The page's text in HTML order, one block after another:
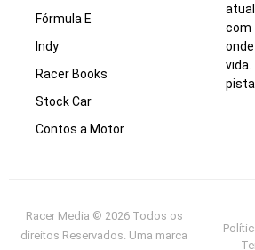
Fórmula E
Indy
Racer Books
Stock Car
Contos a Motor
com
Racer Media © 2026 Todos os
direitos Reservados. Uma marca